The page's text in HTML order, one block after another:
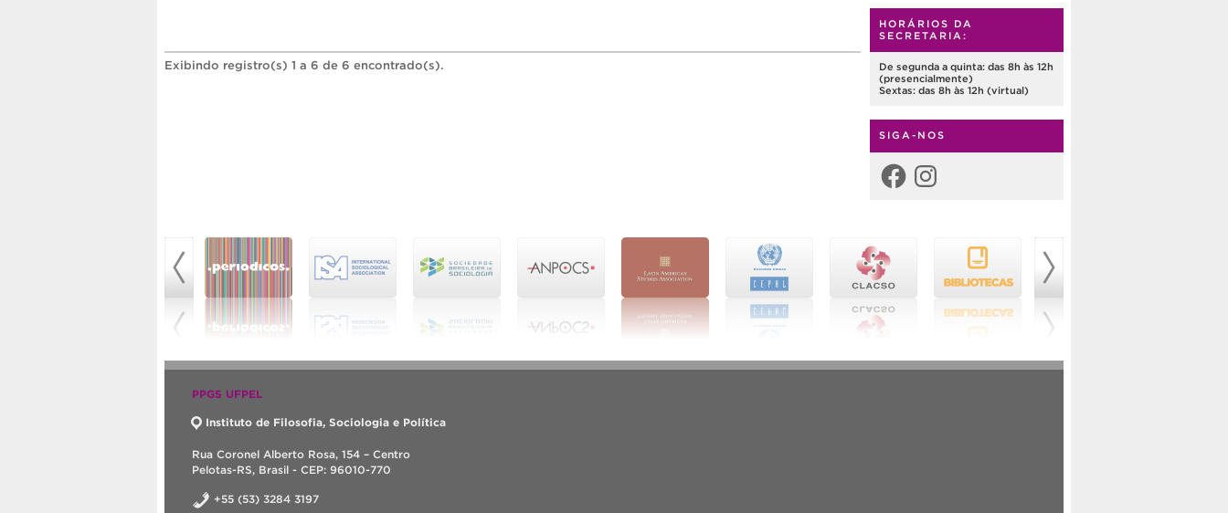
Exibindo registro(s) 1 a 6 de 6 encontrado(s).
HORÁRIOS DA
SECRETARIA:
De segunda a quinta: das 8h às 12h
(presencialmente)
Sextas: das 8h às 12h (virtual)
SIGA-NOS
FacebookInstagram
PPGS UFPEL
Instituto de Filosofia, Sociologia e Política
Rua Coronel Alberto Rosa, 154 – Centro
Pelotas-RS, Brasil - CEP: 96010-770
+55 (53) 3284 3197